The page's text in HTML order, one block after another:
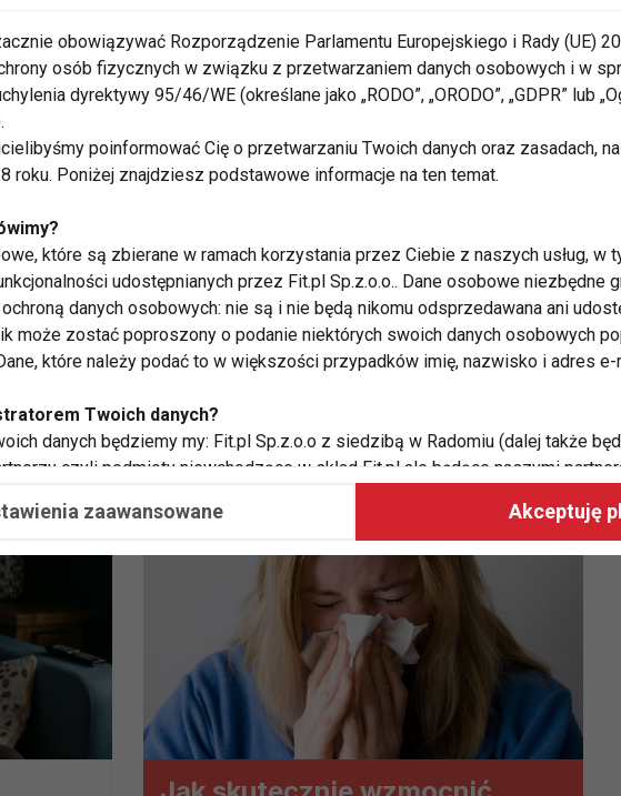
dużo pić. Kiedy pocimy się, musimy przyjmować większe
nie odwodnił się.
obowiązywać Rozporządzenie Parlamentu Europejskiego i Rady (UE)
osób fizycznych w związku z przetwarzaniem danych osobowych i w
dyrektywy 95/46/WE (określane jako „RODO”, „ORODO”, „GDPR” lub
poinformować Cię o przetwarzaniu Twoich danych oraz zasadach,
roku. Poniżej znajdziesz podstawowe informacje na ten temat.
które są zbierane w ramach korzystania przez Ciebie z naszych usług, w
udostępnianych przez Fit.pl Sp.z.o.o.. Dane osobowe niezbędne
danych osobowych: nie są i nie będą nikomu odsprzedawana ani
może zostać poproszony o podanie niektórych swoich danych osobowych
które należy podać to w większości przypadków imię, nazwisko i adres e-
Twoich danych?
danych będziemy my: Fit.pl Sp.z.o.o z siedzibą w Radomiu (dalej także
czyli podmioty niewchodzące w skład Fit.pl ale będące naszymi
Twoje dane?
w celach, aby:
i ich tematykę, w tym tematykę ukazujących się tam materiałów do Twoich
z nagrodami,
bezpieczeństwo usług, w tym aby wykryć ewentualne boty, oszustwa czy
dopasowane do Twoich potrzeb i zainteresowań,
które pozwalają nam udoskonalać nasze usługi i sprawić, że będą
zaawansowane Akceptuję